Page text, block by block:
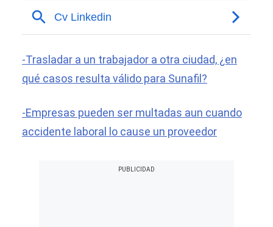
-Trasladar a un trabajador a otra ciudad, ¿en
qué casos resulta válido para Sunafil?
-Empresas pueden ser multadas aun cuando
accidente laboral lo cause un proveedor